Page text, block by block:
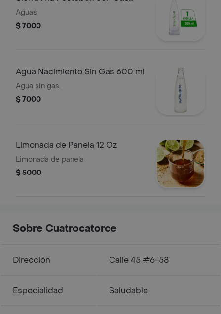
300 ml
Aguas
$ 7000
Agua Nacimiento Sin Gas 600 ml
Agua sin gas.
$ 7000
Limonada de Panela 12 Oz
Limonada de panela
$ 5000
Sobre Cuatrocatorce
Dirección Calle 45 #6-58
Especialidad Saludable